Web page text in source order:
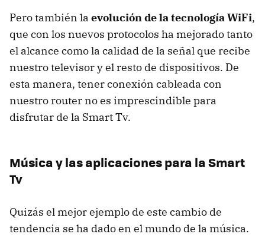
Pero también la evolución de la tecnología WiFi,
que con los nuevos protocolos ha mejorado tanto
el alcance como la calidad de la señal que recibe
nuestro televisor y el resto de dispositivos. De
esta manera, tener conexión cableada con
nuestro router no es imprescindible para
disfrutar de la Smart Tv.
Música y las aplicaciones para la Smart
Tv
Quizás el mejor ejemplo de este cambio de
tendencia se ha dado en el mundo de la música.